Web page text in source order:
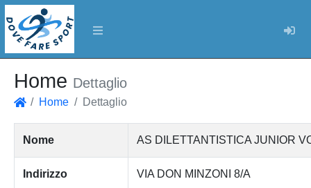
Home Dettaglio
Home Dettaglio
Nome AS DILETTANTISTICA JUNIOR
Indirizzo VIA DON MINZONI 8/A